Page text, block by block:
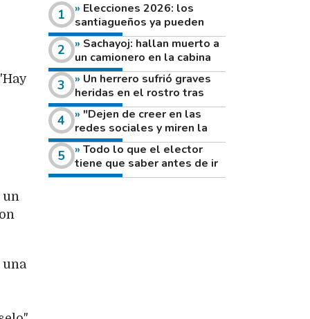
un
una
Elecciones 2026: los
santiagueños ya pueden
consultar dónde votan este
domingo
Sachayoj: hallan muerto a
un camionero en la cabina
de su vehículo a la vera de
un camino rural
Un herrero sufrió graves
heridas en el rostro tras
reventar el disco de una
amoladora
"Dejen de creer en las
redes sociales y miren la
heladera de sus casas": el
fuerte mensaje de una joven
que votó por primera vez
Todo lo que el elector
tiene que saber antes de ir
a votar este domingo